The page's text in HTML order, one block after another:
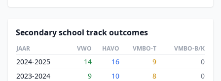
Secondary school track outcomes
JAAR VWO HAVO VMBO-T VMBO-B/K
2024-2025 14 16 9
0
2023-2024
9 10 8
0